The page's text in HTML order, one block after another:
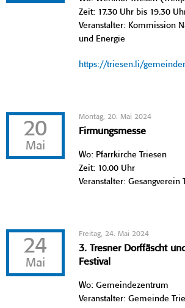
Zeit: 17.30 Uhr bis 19.30
Veranstalter: Kommission
und Energie
https://triesen.li/
20
Mai
Montag, 20. Mai 2024
Firmungsmesse
Wo: Pfarrkirche Triesen
Zeit: 10.00 Uhr
Veranstalter: Gesangverein
24
Mai
Freitag, 24. Mai 2024
3. Tresner Dorffäscht
Festival
Wo: Gemeindezentrum
Veranstalter: Gemeinde